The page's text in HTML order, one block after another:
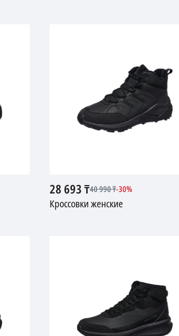
28 693₸40 990₸-30%
Кроссовки женские